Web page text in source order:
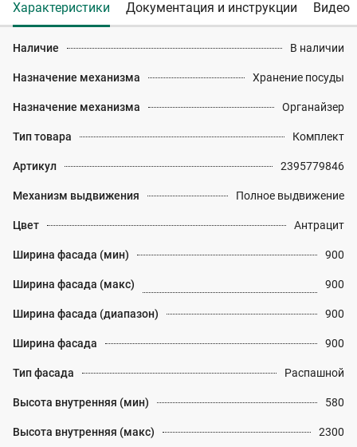
Характеристики Документация и инструкции Видео
Наличие В наличии
Назначение механизма Хранение посуды
Назначение механизма Органайзер
Тип товара Комплект
Артикул 2395779846
Механизм выдвижения Полное выдвижение
Цвет Антрацит
Ширина фасада (мин) 900
Ширина фасада (макс) 900
Ширина фасада (диапазон) 900
Ширина фасада 900
Тип фасада Распашной
Высота внутренняя (мин) 580
Высота внутренняя (макс) 2300